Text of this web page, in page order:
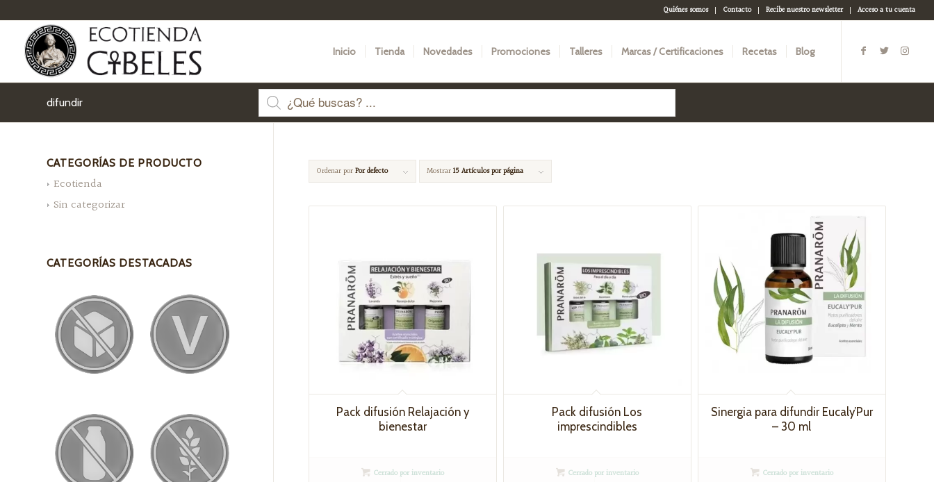
Quiénes somos Contacto Recibe nuestro newsletter Acceso a tu cuenta
Inicio Tienda Novedades Promociones Talleres Marcas / Certificaciones Recetas Blog
difundir
Ordenar porPor defecto Mostrar15 Artículos por página
Pack difusión Relajación y
bienestar
Cerrado por inventario
Pack difusión Los
imprescindibles
Cerrado por inventario
Sinergia para difundir Eucaly’Pur
– 30 ml
Cerrado por inventario
CATEGORÍAS DE PRODUCTO
Ecotienda
Sin categorizar
CATEGORÍAS DESTACADAS